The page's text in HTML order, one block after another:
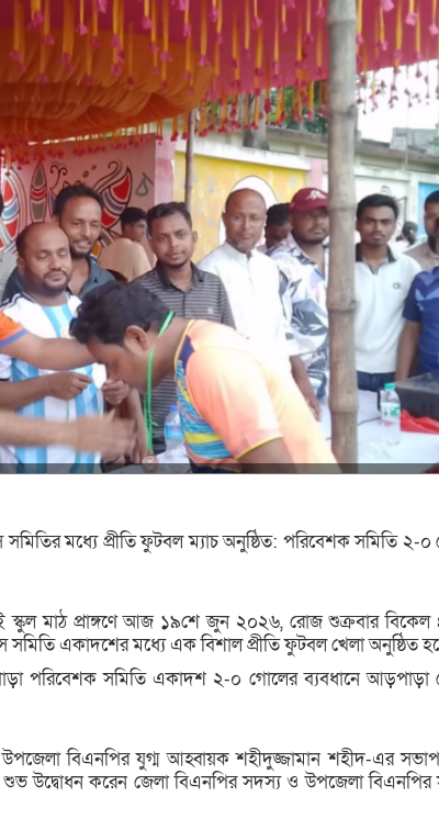
মধ্যে প্রীতি ফুটবল ম্যাচ অনুষ্ঠিত: পরিবেশক সমিতি ২-
স্কুল মাঠ প্রাঙ্গণে আজ ১৯শে জুন ২০২৬, রোজ শুক্রবার
একাদশের মধ্যে এক বিশাল প্রীতি ফুটবল খেলা অনুষ্ঠিত
পরিবেশক সমিতি একাদশ ২-০ গোলের ব্যবধানে আড়পাড়া
বিএনপির যুগ্ম আহ্বায়ক শহীদুজ্জামান শহীদ-এর
শুভ উদ্বোধন করেন জেলা বিএনপির সদস্য ও উপজেলা